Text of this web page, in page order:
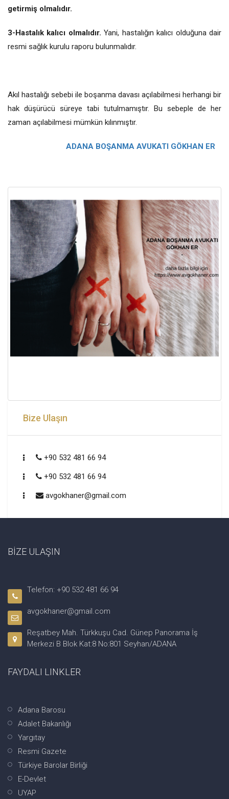
getirmiş olmalıdır.
3-Hastalık kalıcı olmalıdır. Yani, hastalığın kalıcı olduğuna dair
resmi sağlık kurulu raporu bulunmalıdır.
Akıl hastalığı sebebi ile boşanma davası açılabilmesi herhangi bir
hak düşürücü süreye tabi tutulmamıştır. Bu sebeple de her
zaman açılabilmesi mümkün kılınmıştır.
ADANA BOŞANMA AVUKATI GÖKHAN ER
Bize Ulaşın
+90 532 481 66 94
+90 532 481 66 94
avgokhaner@gmail.com
BİZE ULAŞIN
Telefon: +90 532 481 66 94
avgokhaner@gmail.com
Reşatbey Mah. Türkkuşu Cad. Günep Panorama İş
Merkezi B Blok Kat:8 No:801 Seyhan/ADANA
FAYDALI LINKLER
Adana Barosu
Adalet Bakanlığı
Yargıtay
Resmi Gazete
Türkiye Barolar Birliği
E-Devlet
UYAP